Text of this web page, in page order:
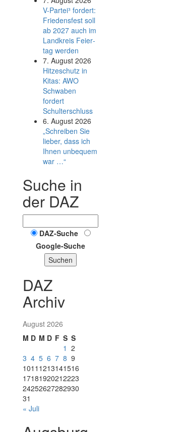
V-Partei­³ fordert:
Friedens­fest soll
ab 2027 auch im
Land­kreis Feier­
tag werden
7. August 2026
Hitzeschutz in
Kitas: AWO
Schwaben
fordert
Schulterschluss
6. August 2026
„Schreiben Sie
lieber, dass ich
Ihnen unbequem
war …“
Suche in
der DAZ
DAZ-Suche
Google-Suche
Suchen
DAZ
Archiv
August 2026
M D M D F S S
1 2
3 4 5 6 7 8 9
1011 1213141516
17181920212223
24252627282930
31
« Juli